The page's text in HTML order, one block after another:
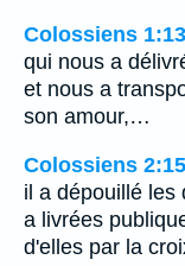
Colossiens
qui nous a
et nous a
son amour,…
Colossiens 2:15
il a dépouillé les
a livrées
d'elles par la